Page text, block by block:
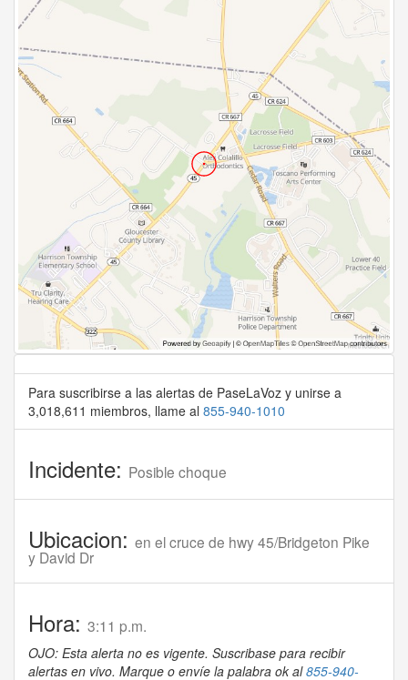
Para suscribirse a las alertas de PaseLaVoz y unirse a
3,018,611 miembros, llame al 855-940-1010
Incidente: Posible choque
Ubicacion: en el cruce de hwy 45/Bridgeton Pike
y David Dr
Hora: 3:11 p.m.
OJO: Esta alerta no es vigente. Suscribase para recibir
alertas en vivo. Marque o envíe la palabra ok al855-940-